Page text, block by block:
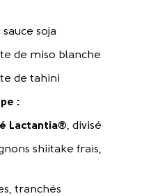
soja
de miso blanche
de tahini
:
Lactantia®, divisé
shiitake frais,
tranchés